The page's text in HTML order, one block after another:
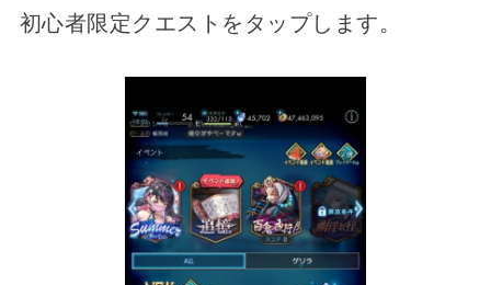
初心者限定クエストをタップします。